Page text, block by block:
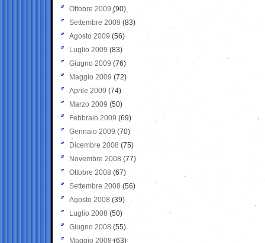
Ottobre 2009 (90)
Settembre 2009 (83)
Agosto 2009 (56)
Luglio 2009 (83)
Giugno 2009 (76)
Maggio 2009 (72)
Aprile 2009 (74)
Marzo 2009 (50)
Febbraio 2009 (69)
Gennaio 2009 (70)
Dicembre 2008 (75)
Novembre 2008 (77)
Ottobre 2008 (67)
Settembre 2008 (56)
Agosto 2008 (39)
Luglio 2008 (50)
Giugno 2008 (55)
Maggio 2008(63)